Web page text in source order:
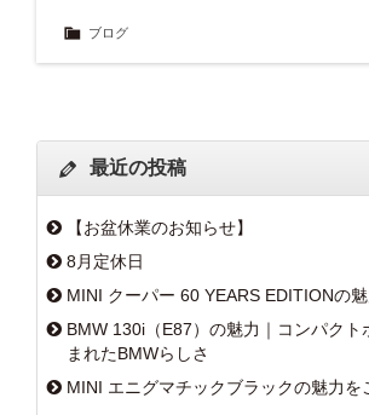
ブログ
最近の投稿
【お盆休業のお知らせ】
8月定休日
MINI クーパー 60 YEARS EDITIONの魅
BMW 130i（E87）の魅力｜コンパクト
まれたBMWらしさ
MINI エニグマチックブラックの魅力を